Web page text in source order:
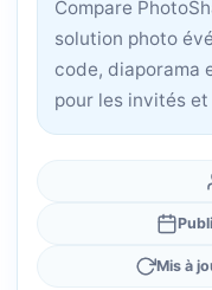
Compare
solution photo
code, diaporama
pour les invités
Mis à